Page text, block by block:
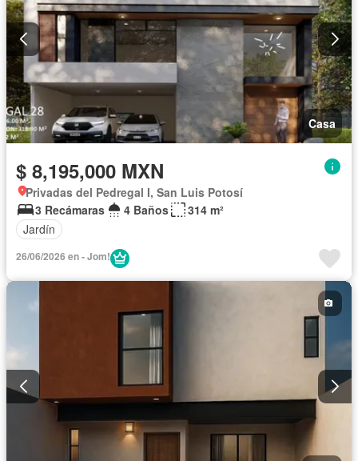
Casa
$ 8,195,000 MXN
Privadas del Pedregal I, San Luis Potosí
3 Recámaras
4 Baños
314 m²
Jardín
26/06/2026 en - Jom!